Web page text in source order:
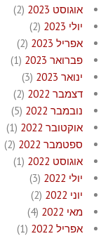
אוגוסט 2023
(2)
יולי 2023
(2)
אפריל 2023
(2)
פברואר 2023
(1)
ינואר 2023
(3)
דצמבר 2022
(2)
נובמבר 2022
(5)
אוקטובר 2022
(1)
ספטמבר 2022
(2)
אוגוסט 2022
(1)
יולי 2022
(3)
יוני 2022
(2)
מאי 2022
(4)
אפריל 2022
(1)